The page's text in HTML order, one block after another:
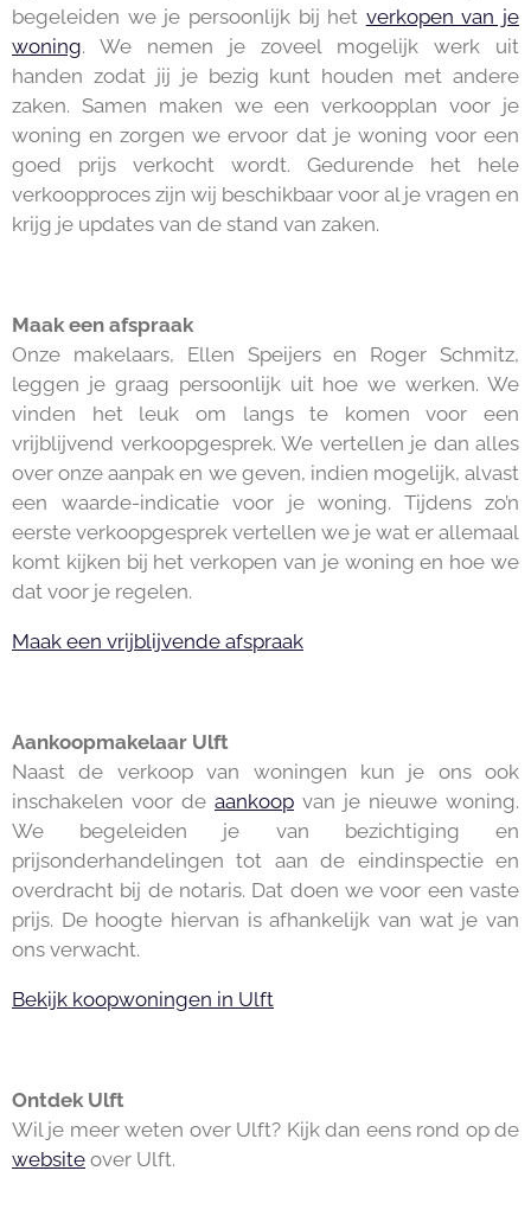
begeleiden we je persoonlijk bij het verkopen van je
woning. We nemen je zoveel mogelijk werk uit
handen zodat jij je bezig kunt houden met andere
zaken. Samen maken we een verkoopplan voor je
woning en zorgen we ervoor dat je woning voor een
goed prijs verkocht wordt. Gedurende het hele
verkoopproces zijn wij beschikbaar voor al je vragen en
krijg je updates van de stand van zaken.
Maak een afspraak
Onze makelaars, Ellen Speijers en Roger Schmitz,
leggen je graag persoonlijk uit hoe we werken. We
vinden het leuk om langs te komen voor een
vrijblijvend verkoopgesprek. We vertellen je dan alles
over onze aanpak en we geven, indien mogelijk, alvast
een waarde-indicatie voor je woning. Tijdens zo’n
eerste verkoopgesprek vertellen we je wat er allemaal
komt kijken bij het verkopen van je woning en hoe we
dat voor je regelen.
Maak een vrijblijvende afspraak
Aankoopmakelaar Ulft
Naast de verkoop van woningen kun je ons ook
inschakelen voor de aankoop van je nieuwe woning.
We begeleiden je van bezichtiging en
prijsonderhandelingen tot aan de eindinspectie en
overdracht bij de notaris. Dat doen we voor een vaste
prijs. De hoogte hiervan is afhankelijk van wat je van
ons verwacht.
Bekijk koopwoningen in Ulft
Ontdek Ulft
Wil je meer weten over Ulft? Kijk dan eens rond op de
website over Ulft.